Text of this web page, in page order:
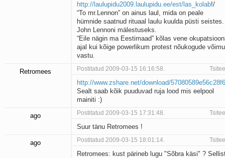
http://laulupidu2009.laulupidu.ee/est/las_kolab!/
“To mr.Lennon” on ainus laul, mida on peale
hümnide saatnud rituaal laulu kuulda püsti seistes.
John Lennoni mälestuseks.
“Eile nägin ma Eestimaad” kõlas vene
ajal kui kõige powerlikum protest nõukogude võimu
vastu.
Retromees Postitatud 2009-03-15 16:16:58.
http://www.zshare.net/download/
Sealt saab kõik puuduvad ruja lood mis eelpool
mainiti :)
ago Postitatud 2009-03-15 17:31:48.
Suur tänu Retromees !
ago Postitatud 2009-03-15 18:01:14.
Retromees: kust pärineb lugu "Sõbra käsi" ?